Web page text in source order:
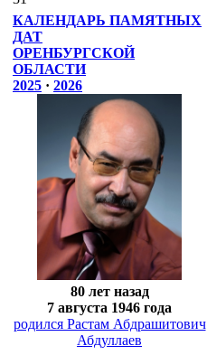
КАЛЕНДАРЬ ПАМЯТНЫХ
ДАТ
ОРЕНБУРГСКОЙ
ОБЛАСТИ
2025 · 2026
80 лет назад
7 августа 1946 года
родился Растам Абдрашитович
Абдуллаев